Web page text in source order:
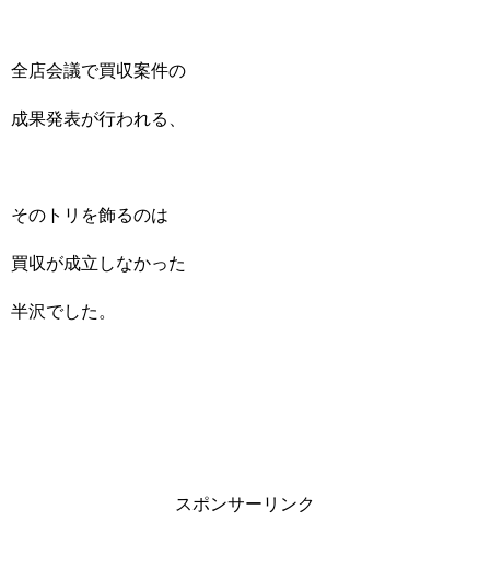
全店会議で買収案件の
成果発表が行われる、
そのトリを飾るのは
買収が成立しなかった
半沢でした。
スポンサーリンク